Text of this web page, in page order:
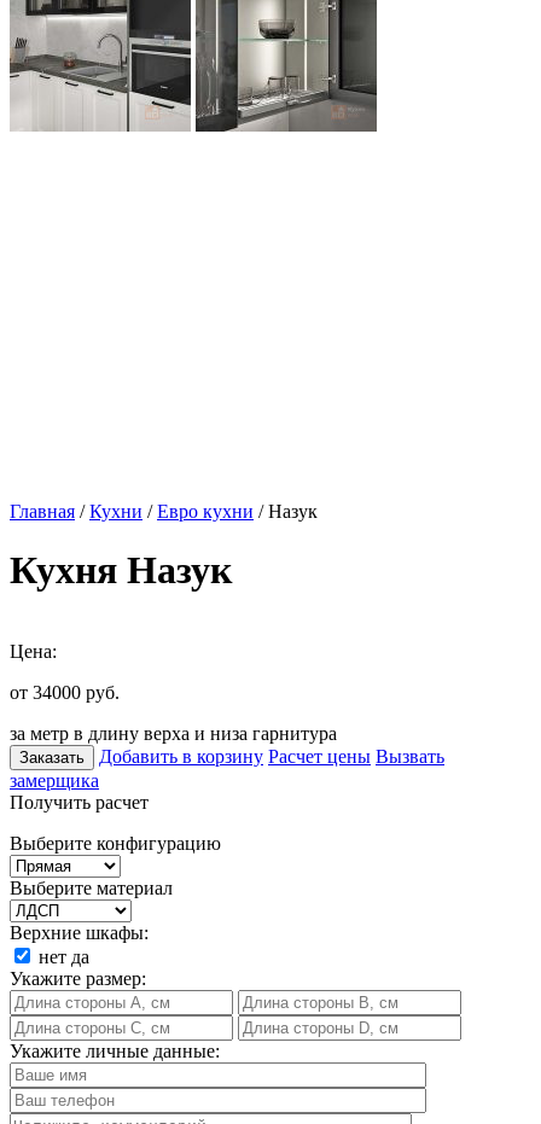
Главная /Кухни /Евро кухни / Назук
Кухня Назук
Цена:
от 34000 руб.
за метр в длину верха и низа гарнитура
Заказать Добавить в корзину Расчет цены Вызвать
замерщика
Получить расчет
Выберите конфигурацию
Выберите материал
Верхние шкафы:
нет да
Укажите размер:
Укажите личные данные: